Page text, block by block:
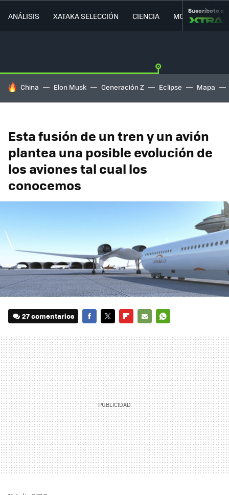
ANÁLISIS XATAKA SELECCIÓN CIENCIA MOVILIDAD
Suscríbete a
HOY SE HABLA DE
China Elon Musk Generación Z Eclipse Mapa
Esta fusión de un tren y un avión
plantea una posible evolución de
los aviones tal cual los
conocemos
27 comentarios
MAIL